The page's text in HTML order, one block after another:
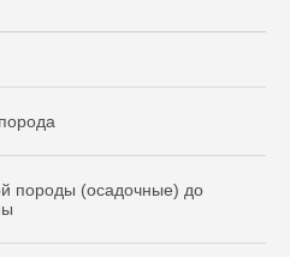
породы (осадочные) до